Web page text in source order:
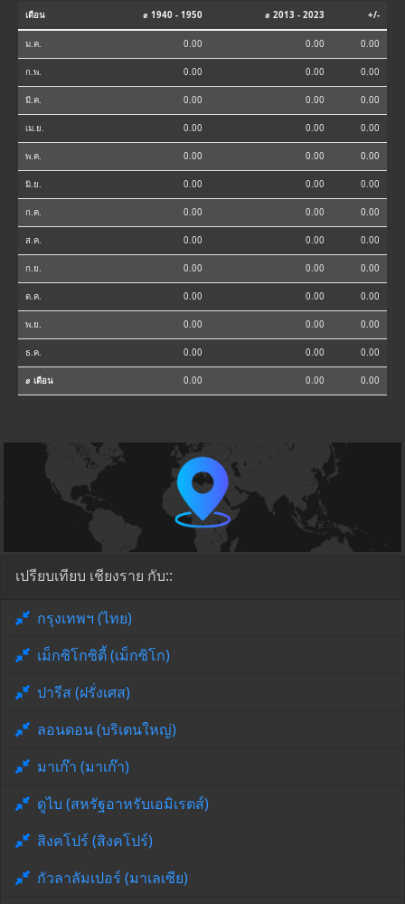
เดือน ⌀ 1940 - 1950 ⌀ 2013 - 2023 +/-
ม.ค. 0.00 0.00 0.00
ก.พ. 0.00 0.00 0.00
มี.ค. 0.00 0.00 0.00
เม.ย. 0.00 0.00 0.00
พ.ค. 0.00 0.00 0.00
มิ.ย. 0.00 0.00 0.00
ก.ค. 0.00 0.00 0.00
ส.ค. 0.00 0.00 0.00
ก.ย. 0.00 0.00 0.00
ต.ค. 0.00 0.00 0.00
พ.ย. 0.00 0.00 0.00
ธ.ค. 0.00 0.00 0.00
⌀ เดือน 0.00 0.00 0.00
เปรียบเทียบ เชียงราย กับ::
กรุงเทพฯ (ไทย)
เม็กซิโกซิตี้ (เม็กซิโก)
ปารีส (ฝรั่งเศส)
ลอนดอน (บริเตนใหญ่)
มาเก๊า (มาเก๊า)
ดูไบ (สหรัฐอาหรับเอมิเรตส์)
สิงคโปร์ (สิงคโปร์)
กัวลาลัมเปอร์ (มาเลเซีย)